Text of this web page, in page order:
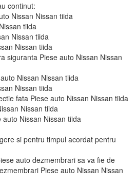
continut:
Nissan Nissan tiida
tiida
Nissan tiida
Nissan tiida
siguranta Piese auto Nissan Nissan
Nissan Nissan tiida
Nissan tiida
fata Piese auto Nissan Nissan tiida
Nissan tiida
Nissan Nissan tiida
si pentru timpul acordat pentru
auto dezmembrari sa va fie de
Piese auto Nissan Nissan